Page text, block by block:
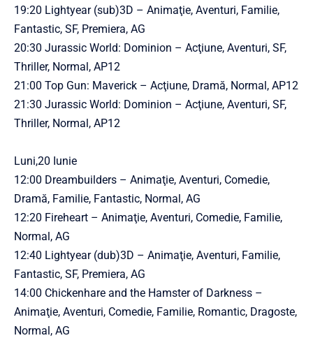
19:20 Lightyear (sub)3D – Animaţie, Aventuri, Familie,
Fantastic, SF, Premiera, AG
20:30 Jurassic World: Dominion – Acţiune, Aventuri, SF,
Thriller, Normal, AP12
21:00 Top Gun: Maverick – Acţiune, Dramă, Normal, AP12
21:30 Jurassic World: Dominion – Acţiune, Aventuri, SF,
Thriller, Normal, AP12
Luni,20 Iunie
12:00 Dreambuilders – Animaţie, Aventuri, Comedie,
Dramă, Familie, Fantastic, Normal, AG
12:20 Fireheart – Animaţie, Aventuri, Comedie, Familie,
Normal, AG
12:40 Lightyear (dub)3D – Animaţie, Aventuri, Familie,
Fantastic, SF, Premiera, AG
14:00 Chickenhare and the Hamster of Darkness –
Animaţie, Aventuri, Comedie, Familie, Romantic, Dragoste,
Normal, AG